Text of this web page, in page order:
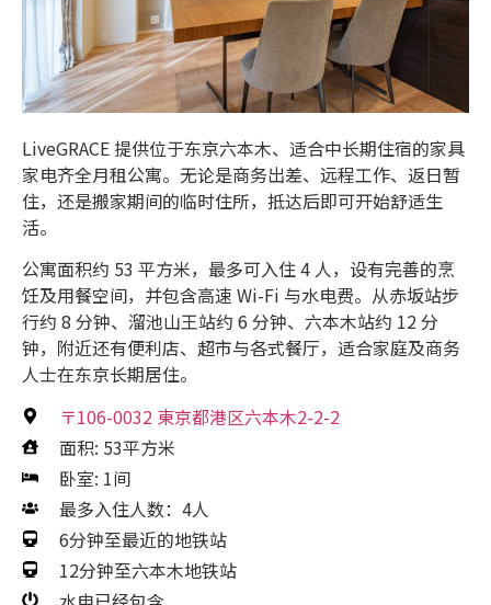
LiveGRACE 提供位于东京六本木、适合中长期住宿的家具
家电齐全月租公寓。无论是商务出差、远程工作、返日暂
住，还是搬家期间的临时住所，抵达后即可开始舒适生
活。
公寓面积约 53 平方米，最多可入住 4 人，设有完善的烹
饪及用餐空间，并包含高速 Wi-Fi 与水电费。从赤坂站步
行约 8 分钟、溜池山王站约 6 分钟、六本木站约 12 分
钟，附近还有便利店、超市与各式餐厅，适合家庭及商务
人士在东京长期居住。
〒106-0032 東京都港区六本木2-2-2
面积: 53平方米
卧室: 1间
最多入住人数：4人
6分钟至最近的地铁站
12分钟至六本木地铁站